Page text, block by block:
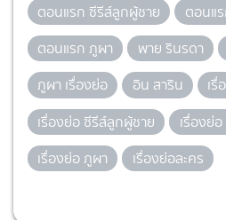
ตอนแรก ซีรีส์ลูกผู้ชาย
ตอนแ
ตอนแรก ภูผา
พาย รินรดา
ภูผา เรื่องย่อ
อิน สาริน
เรื่
เรื่องย่อ ซีรีส์ลูกผู้ชาย
เรื่องย่
เรื่องย่อ ภูผา
เรื่องย่อละคร